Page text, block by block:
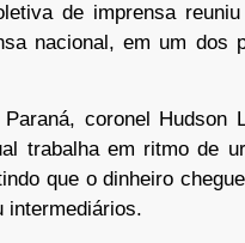
de imprensa
nacional, em um dos
coronel Hudson
trabalha em ritmo de
que o dinheiro
intermediários.